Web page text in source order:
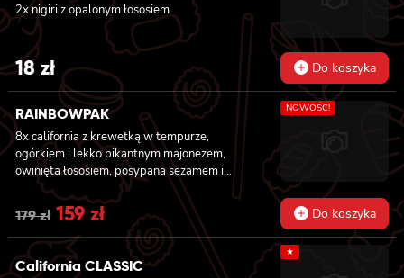
2x nigiri z opalonym łososiem
18zł Do koszyka
RAINBOWPAK
8x california z krewetką w tempurze,
ogórkiem i lekko pikantnym majonezem,
owinięta łososiem, posypana sezamem i
masago, 8x california z tatarem z tuńczyka z
truflami, owinięta tuńczykiem, posypana
masago arare i szczypiorkiem, 8x california z
awokado, mango, węgorzem i krewetką,
owinięta opalanym łososiem, polana sosem
teriyaki i posypana sezamem, 8x california z
NOWOŚĆ!
179zł Original
price
was:
159 zł Current
price
is:
Do koszyka
California CLASSIC
★